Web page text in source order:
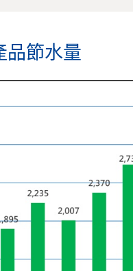
品節水量